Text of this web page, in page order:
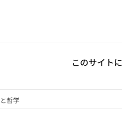
このサイト
哲学